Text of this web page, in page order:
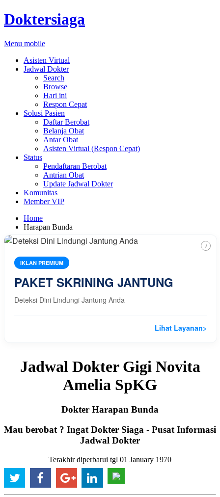
Doktersiaga
Menu mobile
Asisten Virtual
Jadwal Dokter
Search
Browse
Hari ini
Respon Cepat
Solusi Pasien
Daftar Berobat
Belanja Obat
Antar Obat
Asisten Virtual (Respon Cepat)
Status
Pendaftaran Berobat
Antrian Obat
Update Jadwal Dokter
Komunitas
Member VIP
Home
Harapan Bunda
IKLAN PREMIUM
PAKET SKRINING JANTUNG
Deteksi Dini Lindungi Jantung Anda
Lihat Layanan>
i
Jadwal Dokter Gigi Novita
Amelia SpKG
Dokter Harapan Bunda
Mau berobat ? Ingat Dokter Siaga - Pusat Informasi
Jadwal Dokter
Terakhir diperbarui tgl 01 January 1970